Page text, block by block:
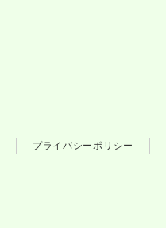
プライバシーポリシー